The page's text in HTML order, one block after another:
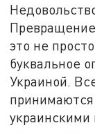
это не
буквальное
Украиной.